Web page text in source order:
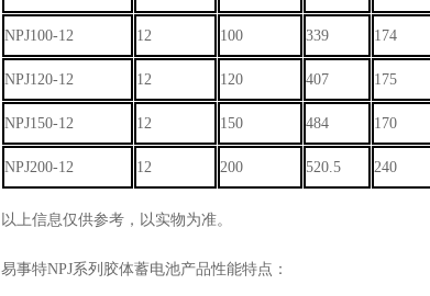
NPJ100-12 12 100 339 174
NPJ120-12 12 120 407 175
NPJ150-12 12 150 484 170
NPJ200-12 12 200 520.5 240
以上信息仅供参考，以实物为准。
易事特NPJ系列胶体蓄电池产品性能特点：